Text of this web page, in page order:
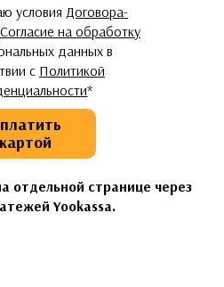
Согласие*
условия Договора-
Согласие на обработку
данных в
с Политикой
*
картой
отдельной странице через
Yookassa.